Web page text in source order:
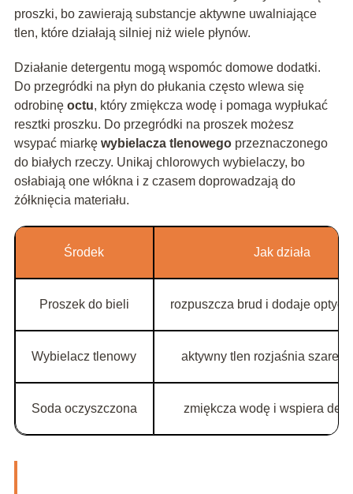
proszki, bo zawierają substancje aktywne uwalniające
tlen, które działają silniej niż wiele płynów.
Działanie detergentu mogą wspomóc domowe dodatki.
Do przegródki na płyn do płukania często wlewa się
odrobinę octu, który zmiękcza wodę i pomaga wypłukać
resztki proszku. Do przegródki na proszek możesz
wsypać miarkę wybielacza tlenowegoprzeznaczonego
do białych rzeczy. Unikaj chlorowych wybielaczy, bo
osłabiają one włókna i z czasem doprowadzają do
żółknięcia materiału.
Środek Jak działa
Proszek do bieli rozpuszcza brud i dodaje
Wybielacz tlenowy aktywny tlen rozjaśnia szare
Soda oczyszczona zmiękcza wodę i wspiera